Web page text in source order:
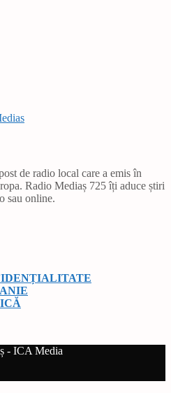
de radio local care a emis în
Radio Mediaș 725 îți aduce știri
sau online.
- ICA Media